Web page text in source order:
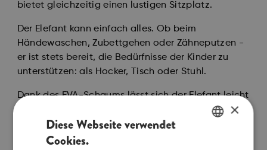
bietet gleichzeitig einen lustigen Sitzplatz.
Der Elefant kann einfach alles. Ob beim
Händewaschen, Zubettgehen oder Zähneputzen -
er ist stets bereit, die Bedürfnisse der Kinder zu
unterstützen: als Hocker, Tisch oder Stuhl.
Dank des EVA-Schaums lässt sich der Elefant leicht
von Raum zu Raum tragen - selbst von den
Kleinsten - und das rutschfeste Material sorgt für
ein gutes Gefühl bei den Eltern.
×
Diese Webseite verwendet
Cookies.